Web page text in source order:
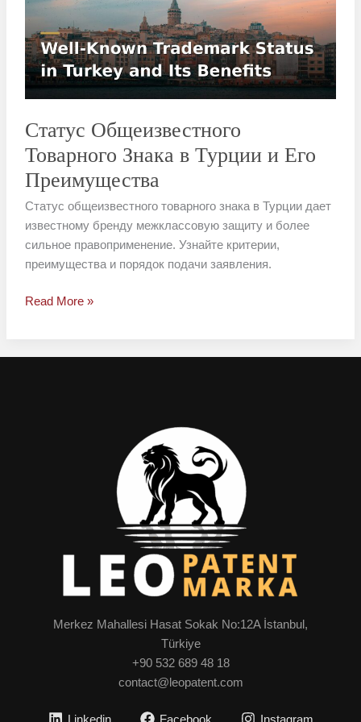
Статус Общеизвестного
Товарного Знака в Турции и Его
Преимущества
Статус общеизвестного товарного знака в Турции дает
известному бренду межклассовую защиту и более
сильное правоприменение. Узнайте критерии,
преимущества и порядок подачи заявления.
Турции
и
Его
Преимущества
Read More »
Merkez Mahallesi Hasat Sokak No:12A İstanbul,
Türkiye
+90 532 689 48 18
contact@leopatent.com
Linkedin Facebook Instagram